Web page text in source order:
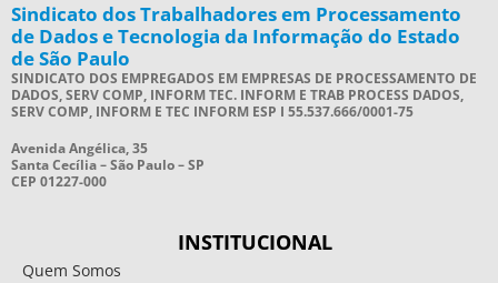
Sindicato dos Trabalhadores em Processamento
de Dados e Tecnologia da Informação do Estado
de São Paulo
SINDICATO DOS EMPREGADOS EM EMPRESAS DE PROCESSAMENTO DE
DADOS, SERV COMP, INFORM TEC. INFORM E TRAB PROCESS DADOS,
SERV COMP, INFORM E TEC INFORM ESP I 55.537.666/0001-75
Avenida Angélica, 35
Santa Cecília – São Paulo – SP
CEP 01227-000
INSTITUCIONAL
Quem Somos